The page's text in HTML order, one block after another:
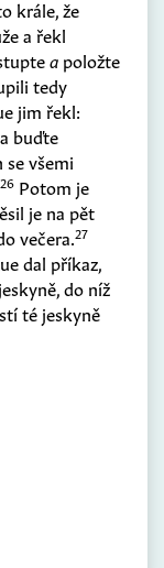
krále, že
a řekl
a položte
tedy
jim řekl:
buďte
všemi
26 Potom je
je na pět
večera.27
dal příkaz,
do níž
té jeskyně